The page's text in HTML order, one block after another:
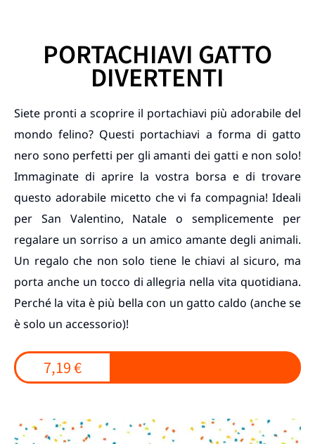
PORTACHIAVI GATTO
DIVERTENTI
Siete pronti a scoprire il portachiavi più adorabile del
mondo felino? Questi portachiavi a forma di gatto
nero sono perfetti per gli amanti dei gatti e non solo!
Immaginate di aprire la vostra borsa e di trovare
questo adorabile micetto che vi fa compagnia! Ideali
per San Valentino, Natale o semplicemente per
regalare un sorriso a un amico amante degli animali.
Un regalo che non solo tiene le chiavi al sicuro, ma
porta anche un tocco di allegria nella vita quotidiana.
Perché la vita è più bella con un gatto caldo (anche se
è solo un accessorio)!
7,19 €